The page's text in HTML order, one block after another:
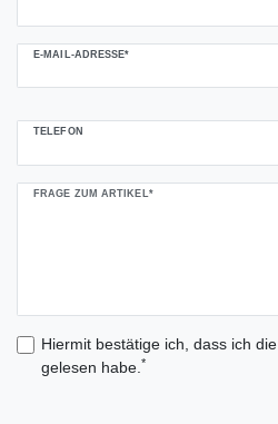
E-MAIL-ADRESSE*
TELEFON
FRAGE ZUM ARTIKEL*
Hiermit bestätige ich, dass ich die
gelesen habe. *